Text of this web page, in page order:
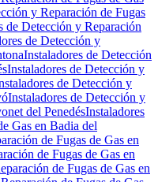
y Reparación de Fugas
de Detección y Reparación
de Detección y
Instaladores de Detección
Instaladores de Detección y
de Detección y
Instaladores de Detección y
del PenedésInstaladores
Gas en Badia del
de Fugas de Gas en
de Fugas de Gas en
de Fugas de Gas en